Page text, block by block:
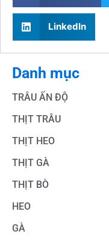
LinkedIn
Danh mục
TRÂU ẤN ĐỘ
THỊT TRÂU
THỊT HEO
THỊT GÀ
THỊT BÒ
HEO
GÀ